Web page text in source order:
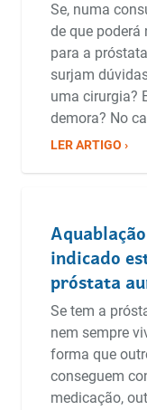
Se, numa
de que
para a
surjam
uma cirurgia?
demora? No
LER ARTIGO ›
indicado
próstata
Se tem a
nem sempre
forma que
conseguem
medicação,